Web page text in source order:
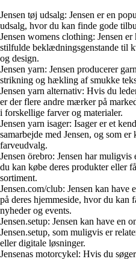
Jensen tøj udsalg: Jensen er en
udsalg, hvor du kan finde gode
Jensen womens clothing: Jensen
stilfulde beklædningsgenstande til
og design.
Jensen yarn: Jensen producerer
strikning og hækling af smukke
Jensen yarn alternativ: Hvis du
er der flere andre mærker på
i forskellige farver og materialer.
Jensen yarn isager: Isager er et
samarbejde med Jensen, og som
farveudvalg.
Jensen örebro: Jensen har
du kan købe deres produkter eller
sortiment.
Jensen.com/club: Jensen kan
på deres hjemmeside, hvor du kan
nyheder og events.
Jensen.setup: Jensen kan have en
Jensen.setup, som muligvis er
eller digitale løsninger.
Jensenas motorcykel: Hvis du